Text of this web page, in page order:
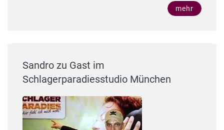
mehr
Sandro zu Gast im
Schlagerparadiesstudio München